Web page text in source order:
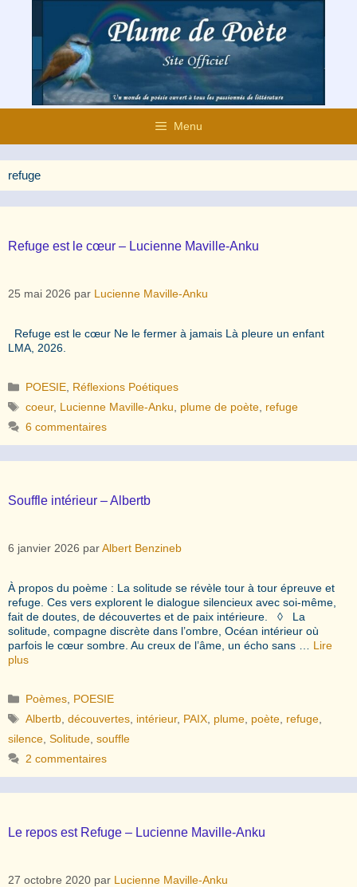
contenu
Menu
refuge
Refuge est le cœur – Lucienne Maville-Anku
25 mai 2026 par Lucienne Maville-Anku
Refuge est le cœur Ne le fermer à jamais Là pleure un enfant
LMA, 2026.
Catégories
POESIE Réflexions Poétiques
Étiquettes
coeur, Lucienne Maville-Anku plume de poète refuge
6 commentaires
Souffle intérieur – Albertb
6 janvier 2026 parAlbert Benzineb
À propos du poème : La solitude se révèle tour à tour épreuve et
refuge. Ces vers explorent le dialogue silencieux avec soi-même,
fait de doutes, de découvertes et de paix intérieure. ◊ La
solitude, compagne discrète dans l’ombre, Océan intérieur où
parfois le cœur sombre. Au creux de l’âme, un écho sans … Lire
plus
Catégories
Poèmes POESIE
Étiquettes
Albertb ,découvertes intérieur, PAIX plume poète refuge
silence Solitude souffle
2 commentaires
Le repos est Refuge – Lucienne Maville-Anku
27 octobre 2020 par Lucienne Maville-Anku